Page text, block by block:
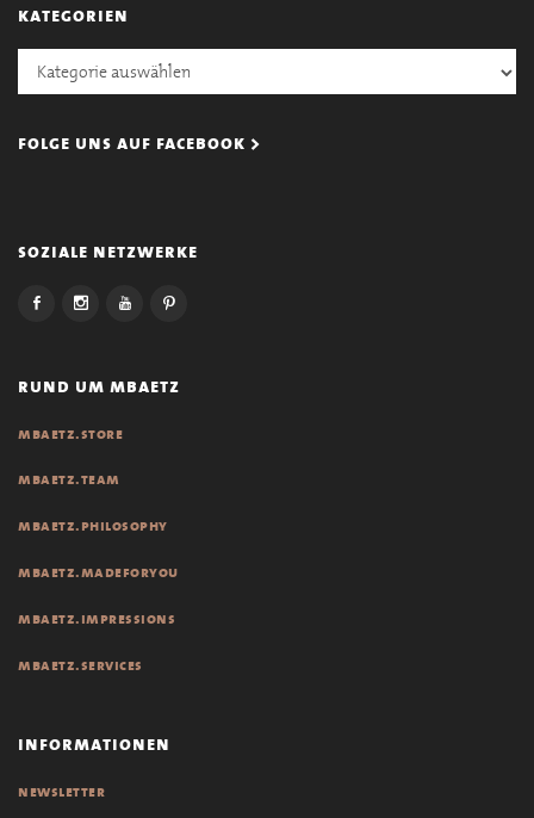
kategorien
Kategorien
folge uns auf facebook >
soziale netzwerke
rund um mbaetz
mbaetz.store
mbaetz.team
mbaetz.philosophy
mbaetz.madeforyou
mbaetz.impressions
mbaetz.services
informationen
newsletter